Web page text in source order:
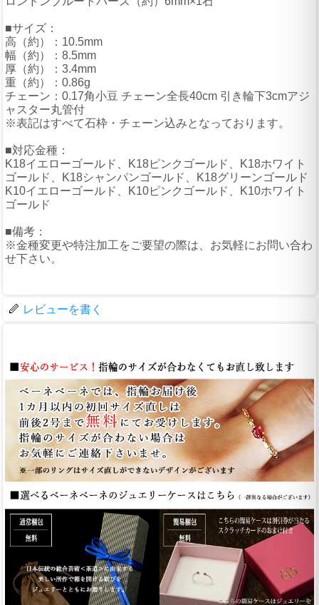
■サイズ：
高（約）：10.5mm
幅（約）：8.5mm
厚（約）：3.4mm
重（約）：0.86g
チェーン：0.17角小豆 チェーン全長40cm 引き輪下3cmアジ
ャスター丸管付
※表記はすべて石枠・チェーン込みとなっております。
■対応金種：
K18イエローゴールド、K18ピンクゴールド、K18ホワイト
ゴールド、K18シャンパンゴールド、K18グリーンゴールド
K10イエローゴールド、K10ピンクゴールド、K10ホワイト
ゴールド
■備考：
※金種変更や特注加工をご要望の際は、お気軽にお問い合わ
せ下さい。
レビューを書く